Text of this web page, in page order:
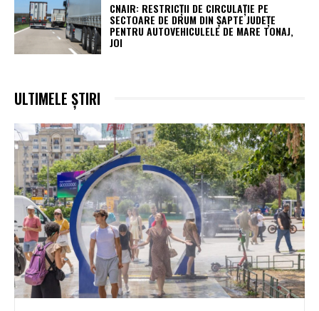
CNAIR: RESTRICȚII DE CIRCULAȚIE PE
SECTOARE DE DRUM DIN ȘAPTE JUDEȚE
PENTRU AUTOVEHICULELE DE MARE TONAJ,
JOI
ULTIMELE ȘTIRI